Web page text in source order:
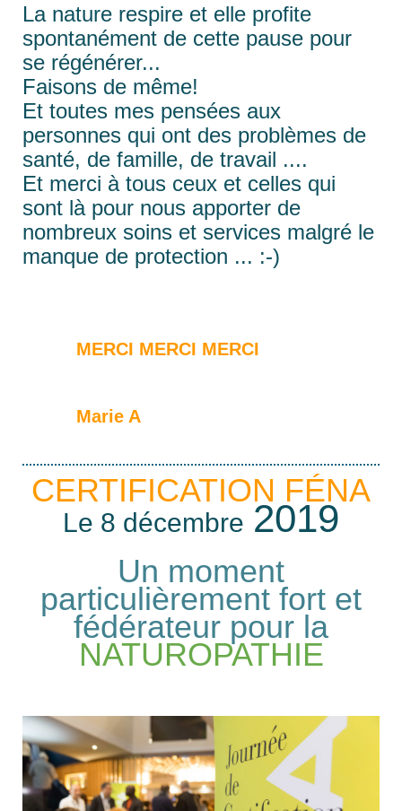
La nature respire et elle profite
spontanément de cette pause pour
se régénérer...
Faisons de même!
Et toutes mes pensées aux
personnes qui ont des problèmes de
santé, de famille, de travail ....
Et merci à tous ceux et celles qui
sont là pour nous apporter de
nombreux soins et services malgré le
manque de protection ... :-)
MERCI MERCI MERCI
Marie A
CERTIFICATION FÉNA
Le 8 décembre 2019
Un moment
particulièrement fort et
fédérateur pour la
NATUROPATHIE